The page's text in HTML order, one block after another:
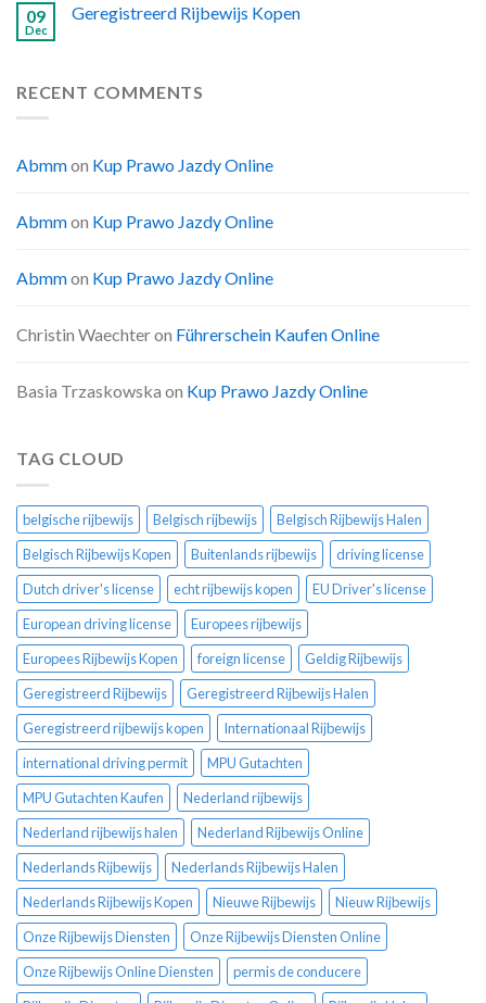
09
Dec
Geregistreerd Rijbewijs Kopen
RECENT COMMENTS
Abmmon Kup Prawo Jazdy Online
Abmmon Kup Prawo Jazdy Online
Abmmon Kup Prawo Jazdy Online
Christin Waechteron Führerschein Kaufen Online
Basia Trzaskowska on Kup Prawo Jazdy Online
TAG CLOUD
belgische rijbewijs Belgisch rijbewijs
Belgisch Rijbewijs Halen
Belgisch Rijbewijs Kopen
Buitenlands rijbewijs
driving license
Dutch driver's license
echt rijbewijs kopen
EU Driver's license
European driving license
Europees rijbewijs
Europees Rijbewijs Kopen
foreign license
Geldig Rijbewijs
Geregistreerd Rijbewijs
Geregistreerd Rijbewijs Halen
Geregistreerd rijbewijs kopen
Internationaal Rijbewijs
international driving permit
MPU Gutachten
MPU Gutachten Kaufen
Nederland rijbewijs
Nederland rijbewijs halen
Nederland Rijbewijs Online
Nederlands Rijbewijs
Nederlands Rijbewijs Halen
Nederlands Rijbewijs Kopen
Nieuwe Rijbewijs
Nieuw Rijbewijs
Onze Rijbewijs Diensten
Onze Rijbewijs Diensten Online
Onze Rijbewijs Online Diensten
permis de conducere